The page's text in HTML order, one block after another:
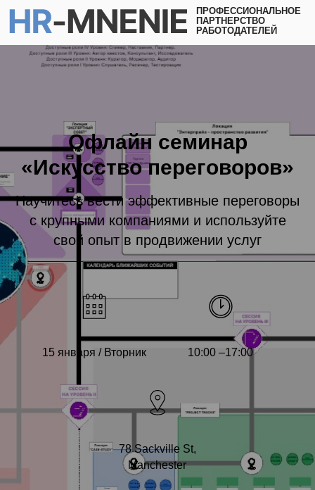
ПРОФЕССИОНАЛЬНОЕ
ПАРТНЕРСТВО
РАБОТОДАТЕЛЕЙ
Офлайн семинар
«Искусство переговоров»
Научитесь вести эффективные переговоры
с крупными компаниями и используйте
свой опыт в продвижении услуг
15 января / Вторник 10:00 –17:00
78 Sackville St,
Manchester